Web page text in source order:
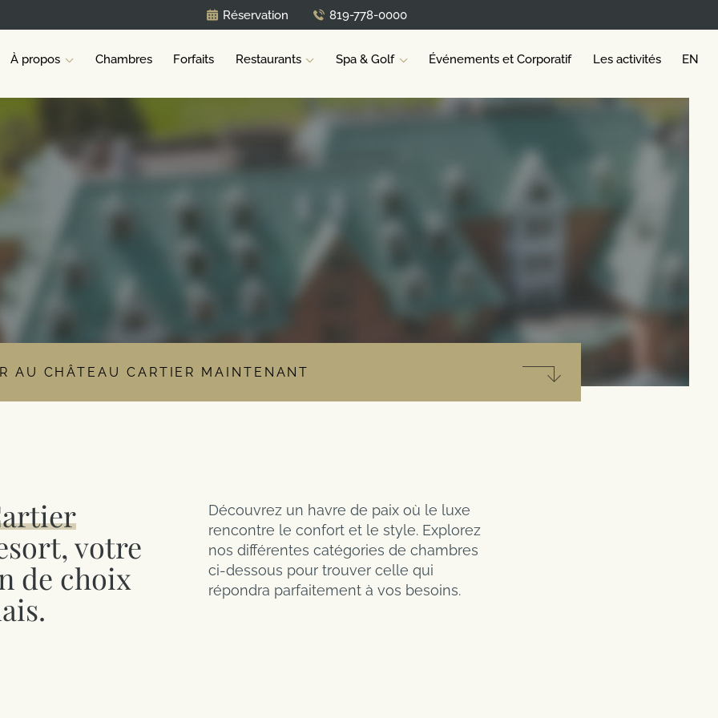
Réservation 819-778-0000
À propos Chambres Forfaits Restaurants Spa & Golf Événements et Corporatif Les activités EN
AU CHÂTEAU CARTIER MAINTENANT
Pour consulter les tarifs détaillés ou pour réserver une chambre avec le forfait spa inclus,
votre
de choix
Découvrez un havre de paix où le luxe
rencontre le confort et le style. Explorez
nos différentes catégories de chambres
ci-dessous pour trouver celle qui
répondra parfaitement à vos besoins.